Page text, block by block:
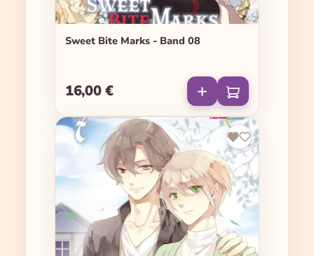
Sweet Bite Marks - Band 08
Regulärer Preis:
16,00 €